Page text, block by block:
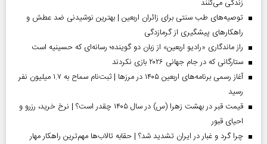
زندگی می‌کنند
توصیه‌های طب سنتی برای زائران اربعین | بهترین نوشیدنی ضد عطش و
راهکارهای پیشگیری از گرمازدگی
راز ماندگاری «رادیو اربعین» از زبان دو گوینده؛ رسانه‌ای که حسینیه است
ستارگانی که در جام جهانی ۲۰۲۶ بازی نکردند
آغاز رسمی برنامه‌های اربعین ۱۴۰۵ در مرز‌ها | ثبت‌نام سماح به ۱.۷ میلیون نفر
رسید
قیمت قبر در بهشت زهرا (س) در سال ۱۴۰۵ چقدر است؟ | نرخ خرید، رزرو و
احیای قبور
چرا گرد و غبار در ایران تشدید شد؟ | حقابه تالاب‌ها مهم‌ترین راهکار مهار